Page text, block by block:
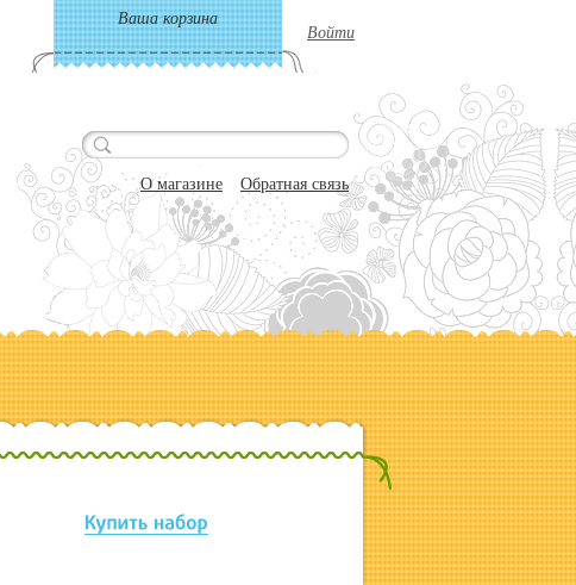
Ваша корзина
Войти
О магазине Обратная связь